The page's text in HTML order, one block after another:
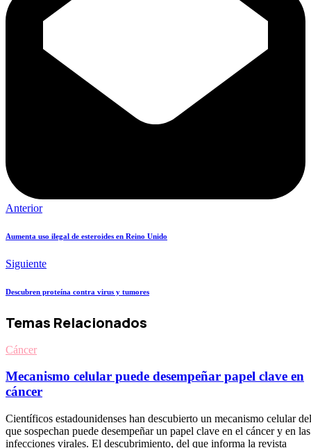
Anterior
Aumenta uso ilegal de esteroides en Reino Unido
Siguiente
Descubren proteína contra virus y tumores
Temas Relacionados
Cáncer
Mecanismo celular puede desempeñar papel clave en
cáncer
Científicos estadounidenses han descubierto un mecanismo celular del
que sospechan puede desempeñar un papel clave en el cáncer y en las
infecciones virales. El descubrimiento, del que informa la revista